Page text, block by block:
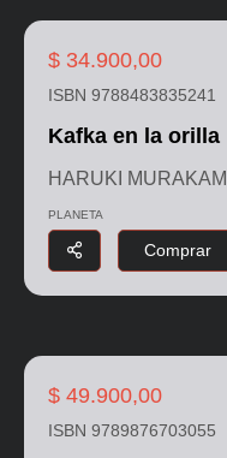
$ 34.900,00
ISBN 9788483835241
Kafka en la orilla
HARUKI MURAKAMI
PLANETA
Comprar
$ 49.900,00
ISBN 9789876703055